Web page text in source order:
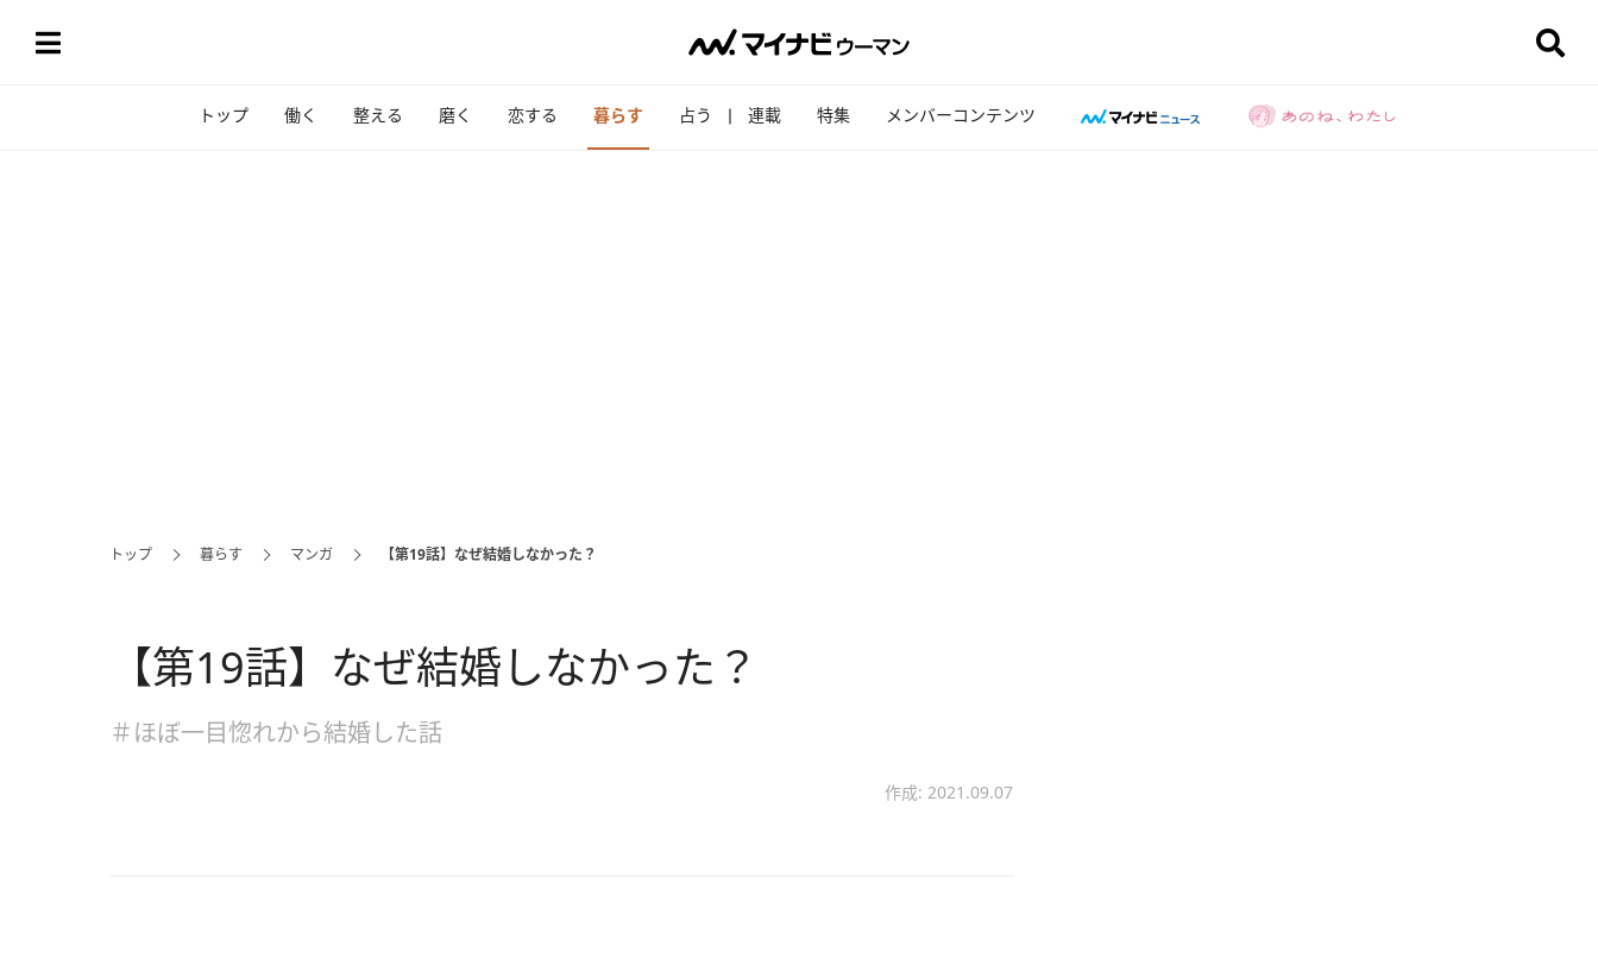
トップ 働く 整える 磨く 恋する 暮らす 占う 連載 特集 メンバーコンテンツ
トップ 暮らす マンガ 【第19話】なぜ結婚しなかった？
【第19話】なぜ結婚しなかった？
＃ほぼ一目惚れから結婚した話
作成: 2021.09.07